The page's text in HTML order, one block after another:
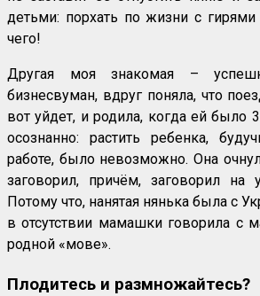
детьми: порхать по жизни с
чего!
Другая моя знакомая –
бизнесвуман, вдруг поняла, что
вот уйдет, и родила, когда ей было
осознанно: растить ребенка,
работе, было невозможно. Она
заговорил, причём, заговорил на
Потому что, нанятая нянька была с
в отсутствии мамашки говорила с
родной «мове».
Плодитесь и размножайтесь?